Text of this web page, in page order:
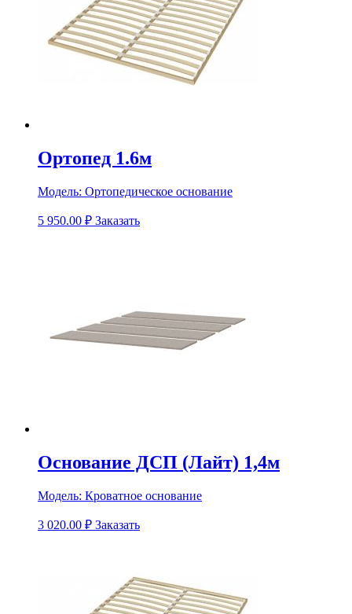
Ортопед 1.6м
Модель: Ортопедическое основание
5 950.00 ₽ Заказать
Основание ДСП (Лайт) 1,4м
Модель: Кроватное основание
3 020.00 ₽ Заказать